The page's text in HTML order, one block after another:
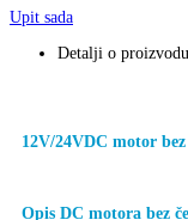
Upit sada
Detalji o proizvodu
12V/24VDC motor
Opis DC motora bez